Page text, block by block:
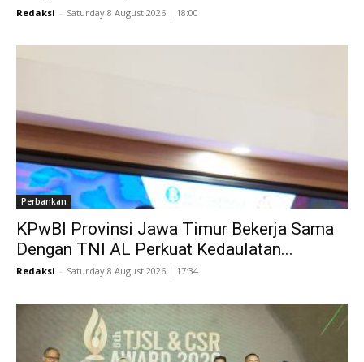
Redaksi - Saturday 8 August 2026 | 18:00
Perbankan
KPwBI Provinsi Jawa Timur Bekerja Sama
Dengan TNI AL Perkuat Kedaulatan...
Redaksi - Saturday 8 August 2026 | 17:34